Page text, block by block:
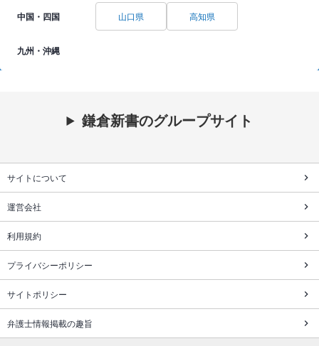
中国・四国 山口県 高知県
九州・沖縄
鎌倉新書のグループサイト
サイトについて
運営会社
利用規約
プライバシーポリシー
サイトポリシー
弁護士情報掲載の趣旨